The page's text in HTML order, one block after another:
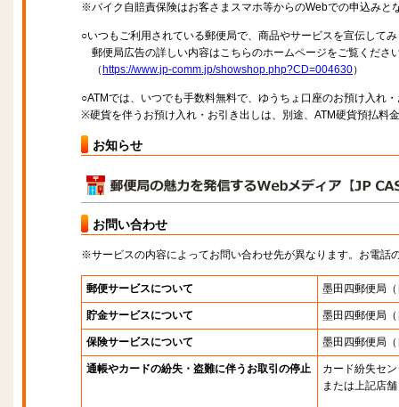
※バイク自賠責保険はお客さまスマホ等からのWebでの申込みと
○いつもご利用されている郵便局で、商品やサービスを宣伝して
郵便局広告の詳しい内容はこちらのホームページをご覧くださ
（ https://www.jp-comm.jp/showshop.php?CD=004630）
○ATMでは、いつでも手数料無料で、ゆうちょ口座のお預け入れ
※硬貨を伴うお預け入れ・お引き出しは、別途、ATM硬貨預払料
お知らせ
お問い合わせ
※サービスの内容によってお問い合わせ先が異なります。お電話
郵便サービスについて 墨田四郵便局
貯金サービスについて 墨田四郵便局
保険サービスについて 墨田四郵便局
通帳やカードの紛失・盗難に伴うお取引の停止
カード紛失セ
または上記店舗